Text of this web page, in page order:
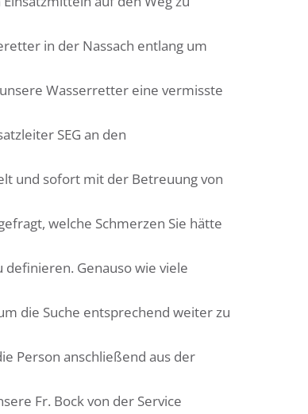
in der Nassach entlang um
Wasserretter eine vermisste
SEG an den
und sofort mit der Betreuung von
welche Schmerzen Sie hätte
Genauso wie viele
die Suche entsprechend weiter zu
Person anschließend aus der
Fr. Bock von der Service